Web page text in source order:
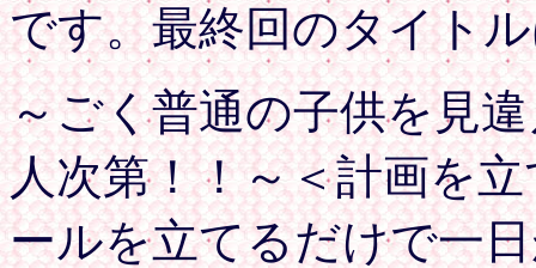
です。最終回のタイト
～ごく普通の子供を見
人次第！！～＜計画を
ールを立てるだけで一